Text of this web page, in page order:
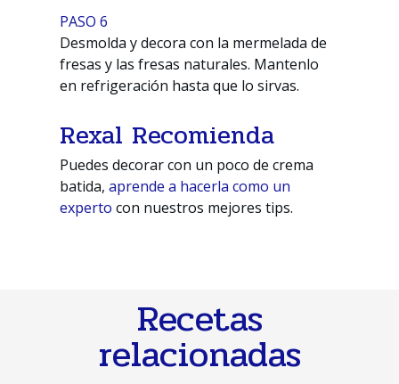
PASO 6
Desmolda y decora con la mermelada de
fresas y las fresas naturales. Mantenlo
en refrigeración hasta que lo sirvas.
Rexal Recomienda
Puedes decorar con un poco de crema
batida,aprende a hacerla como un
experto con nuestros mejores tips.
Recetas
relacionadas